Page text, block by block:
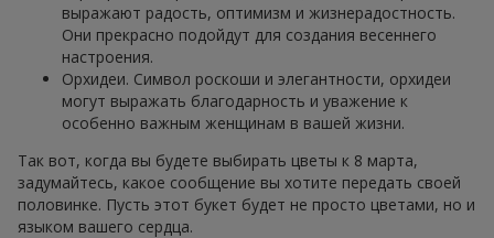
выражают радость, оптимизм и жизнерадостность.
Они прекрасно подойдут для создания весеннего
настроения.
Орхидеи. Символ роскоши и элегантности, орхидеи
могут выражать благодарность и уважение к
особенно важным женщинам в вашей жизни.
Так вот, когда вы будете выбирать цветы к 8 марта,
задумайтесь, какое сообщение вы хотите передать своей
половинке. Пусть этот букет будет не просто цветами, но и
языком вашего сердца.